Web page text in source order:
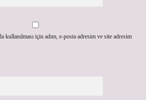
kullanılması için adım, e-posta adresim ve site adresim